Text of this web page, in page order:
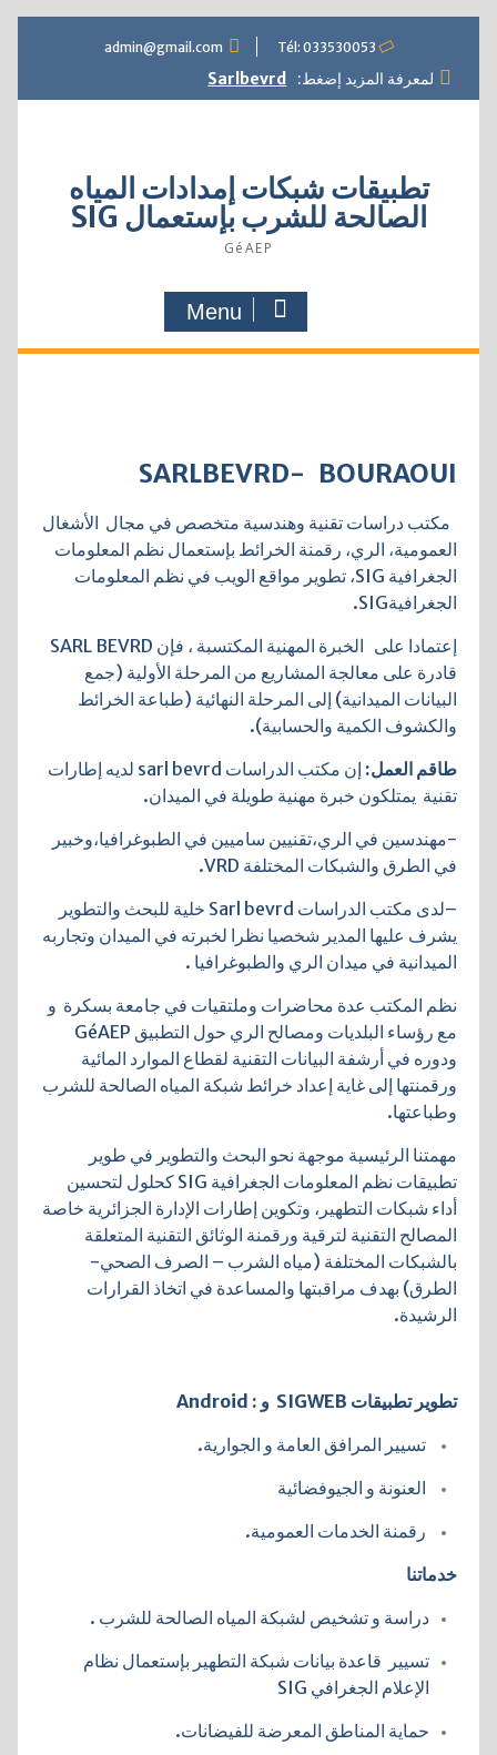
Tél: 033530053
admin@gmail.com
لمعرفة المزيد إضغط: Sarlbevrd
تطبيقات شبكات إمدادات المياه
الصالحة للشرب بإستعمال SIG
GéAEP
Menu
SARLBEVRD- BOURAOUI
مكتب دراسات تقنية وهندسية متخصص في مجال الأشغال
العمومية، الري، رقمنة الخرائط بإستعمال نظم المعلومات
الجغرافية SIG، تطوير مواقع الويب في نظم المعلومات
الجغرافيةSIG.
إعتمادا على الخبرة المهنية المكتسبة ، فإن SARL BEVRD
قادرة على معالجة المشاريع من المرحلة الأولية (جمع
البيانات الميدانية) إلى المرحلة النهائية (طباعة الخرائط
والكشوف الكمية والحسابية).
طاقم العمل:
إن مكتب الدراسات sarl bevrd لديه إطارات
تقنية يمتلكون خبرة مهنية طويلة في الميدان.
-مهندسين في الري،تقنيين ساميين في الطبوغرافيا،وخبير
في الطرق والشبكات المختلفة VRD.
–لدى مكتب الدراسات Sarl bevrd خلية للبحث والتطوير
يشرف عليها المدير شخصيا نظرا لخبرته في الميدان وتجاربه
الميدانية في ميدان الري والطبوغرافيا .
نظم المكتب عدة محاضرات وملتقيات في جامعة بسكرة و
ودوره في أرشفة البيانات التقنية لقطاع الموارد المائية
ورقمنتها إلى غاية إعداد خرائط شبكة المياه الصالحة للشرب
وطباعتها.
مهمتنا الرئيسية موجهة نحو البحث والتطوير في طوير
تطبيقات نظم المعلومات الجغرافية SIG كحلول لتحسين
أداء شبكات التطهير، وتكوين إطارات الإدارة الجزائرية خاصة
المصالح التقنية لترقية ورقمنة الوثائق التقنية المتعلقة
بالشبكات المختلفة (مياه الشرب – الصرف الصحي-
الطرق) بهدف مراقبتها والمساعدة في اتخاذ القرارات
الرشيدة.
تطوير تطبيقات SIGWEB و : Android
تسيير المرافق العامة و الجوارية.
العنونة و الجيوفضائية
رقمنة الخدمات العمومية.
خدماتنا
دراسة و تشخيص لشبكة المياه الصالحة للشرب .
تسيير قاعدة بيانات شبكة التطهير بإستعمال نظام
الإعلام الجغرافي SIG
حماية المناطق المعرضة للفيضانات.